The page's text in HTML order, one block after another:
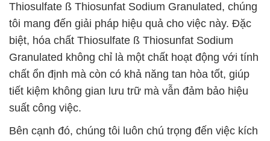
Thiosulfate ß Thiosunfat Sodium Granulated, chúng
tôi mang đến giải pháp hiệu quả cho việc này. Đặc
biệt, hóa chất Thiosulfate ß Thiosunfat Sodium
Granulated không chỉ là một chất hoạt động với tính
chất ổn định mà còn có khả năng tan hòa tốt, giúp
tiết kiệm không gian lưu trữ mà vẫn đảm bảo hiệu
suất công việc.
Bên cạnh đó, chúng tôi luôn chú trọng đến việc kích